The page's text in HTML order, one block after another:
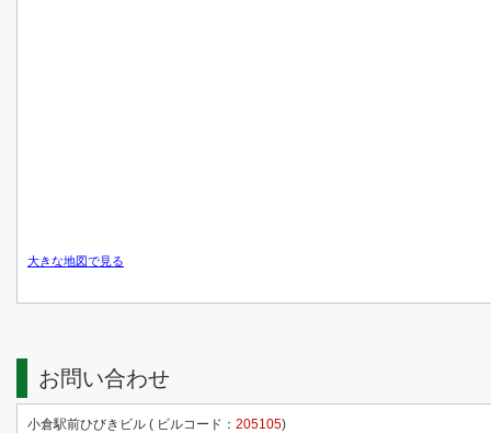
大きな地図で見る
お問い合わせ
小倉駅前ひびきビル ( ビルコード： 205105)